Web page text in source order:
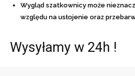
Wygląd szatkownicy może
względu na usłojenie oraz
Wysyłamy w 24h !